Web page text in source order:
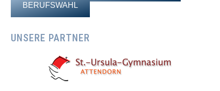
BERUFSWAHL
UNSERE PARTNER